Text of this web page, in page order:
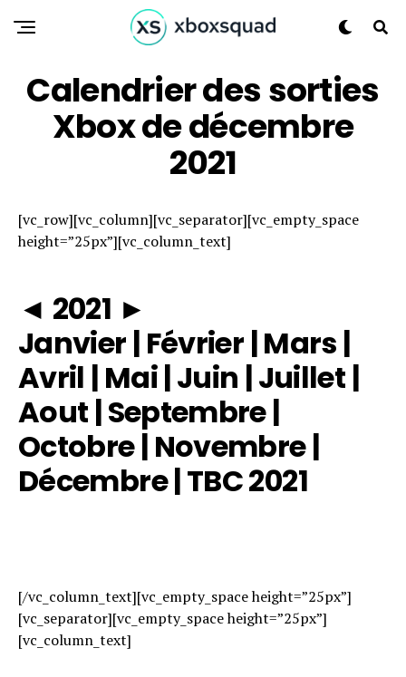
Calendrier des sorties
Xbox de décembre
2021
[vc_row][vc_column][vc_separator][vc_empty_space
height=”25px”][vc_column_text]
◄ 2021 ►
Janvier | Février |Mars |
Avril | Mai|Juin |Juillet |
Aout |Septembre|
Octobre| Novembre|
Décembre|TBC 2021
[/vc_column_text][vc_empty_space height=”25px”]
[vc_separator][vc_empty_space height=”25px”]
[vc_column_text]